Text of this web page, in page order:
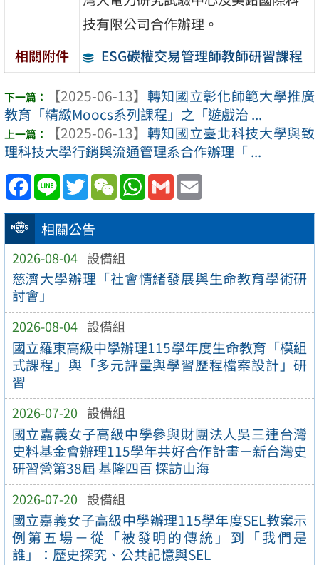
相關公告
2026-08-04 設備組
慈濟大學辦理「社會情緒發展與生命教育學術研
討會」
2026-08-04 設備組
國立羅東高級中學辦理115學年度生命教育「模組
式課程」與「多元評量與學習歷程檔案設計」研
習
2026-07-20 設備組
國立嘉義女子高級中學參與財團法人吳三連台灣
史料基金會辦理115學年共好合作計畫－新台灣史
研習營第38屆 基隆四百 探訪山海
2026-07-20 設備組
國立嘉義女子高級中學辦理115學年度SEL教案示
例第五場－從「被發明的傳統」到「我們是
誰」：歷史探究、公共記憶與SEL
技有限公司合作辦理。
相關附件
ESG碳權交易管理師教師研習課程
【2025-06-13】 轉知國立彰化師範大學推廣
教育「精緻Moocs系列課程」之「遊戲治 ...
【2025-06-13】 轉知國立臺北科技大學與致
理科技大學行銷與流通管理系合作辦理「 ...
Facebook
Line TwitterWeChatWhatsApp
Gmail